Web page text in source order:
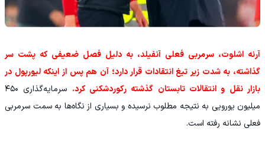
آرنه اشلوت، سرمربی فعلی آنفیلد، به دلیل فصل ضعیفی که پشت سر
گذاشته، به شدت زیر تیغ انتقادات قرار دارد؛ آن هم پس از اینکه لیورپول در
بازار نقل و انتقالات تابستان گذشته رکوردشکنی کرد.
سرمایه‌گذاری ۴۵۰
میلیون یورویی به نتیجه مطلوب نرسیده و بسیاری از نگاه‌ها به سمت سرمربی
فعلی نشانه رفته است.